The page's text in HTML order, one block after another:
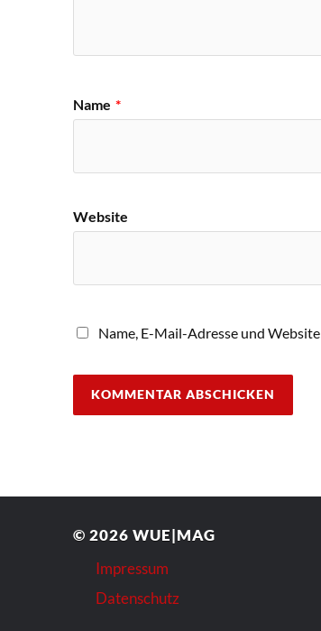
Name *
Website
Name, E-Mail-Adresse und
© 2026 WUE|MAG
Impressum
Datenschutz